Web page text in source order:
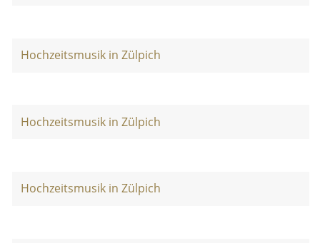
Hochzeitsmusik in Zülpich
Hochzeitsmusik in Zülpich
Hochzeitsmusik in Zülpich